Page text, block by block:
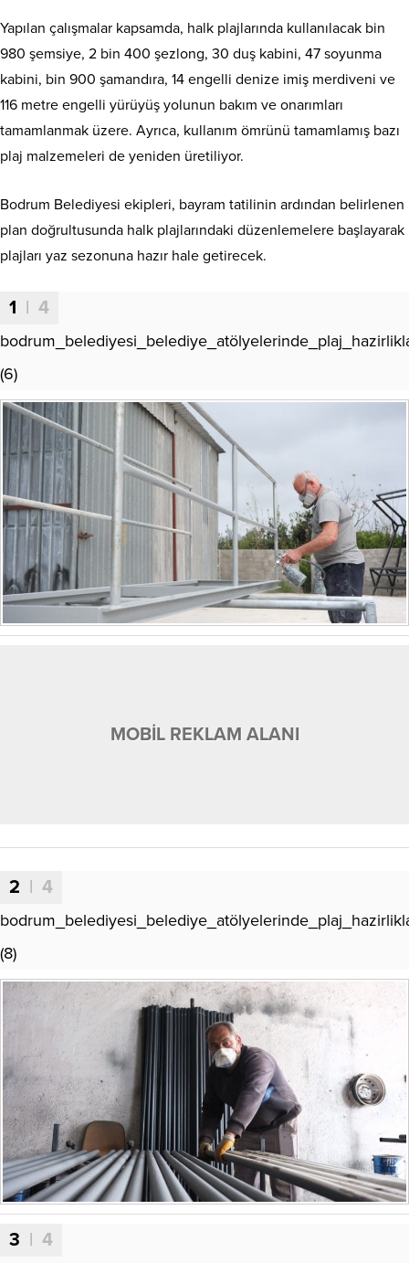
Yapılan çalışmalar kapsamda, halk plajlarında kullanılacak bin
980 şemsiye, 2 bin 400 şezlong, 30 duş kabini, 47 soyunma
kabini, bin 900 şamandıra, 14 engelli denize imiş merdiveni ve
116 metre engelli yürüyüş yolunun bakım ve onarımları
tamamlanmak üzere. Ayrıca, kullanım ömrünü tamamlamış bazı
plaj malzemeleri de yeniden üretiliyor.
Bodrum Belediyesi ekipleri, bayram tatilinin ardından belirlenen
plan doğrultusunda halk plajlarındaki düzenlemelere başlayarak
plajları yaz sezonuna hazır hale getirecek.
1 | 4
(6)
MOBİL REKLAM ALANI
2 | 4
(8)
3 | 4